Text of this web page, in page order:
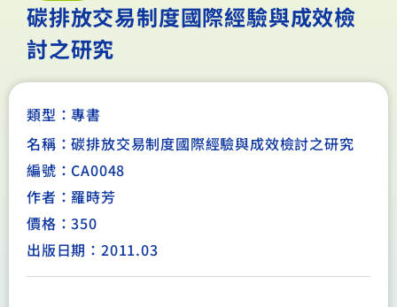
碳排放交易制度國際經驗與成效檢
討之研究
類型：專書
名稱：碳排放交易制度國際經驗與成效檢討之研究
編號：CA0048
作者：羅時芳
價格：350
出版日期：2011.03